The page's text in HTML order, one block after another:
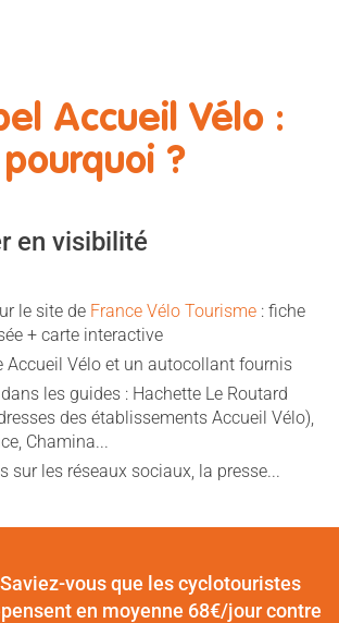
Accueil Vélo :
pourquoi ?
en visibilité
le site de France Vélo Tourisme : fiche
+ carte interactive
Accueil Vélo et un autocollant fournis
les guides : Hachette Le Routard
des établissements Accueil Vélo),
Chamina...
sur les réseaux sociaux, la presse...
Saviez-vous que les cyclotouristes
en moyenne 68€/jour contre